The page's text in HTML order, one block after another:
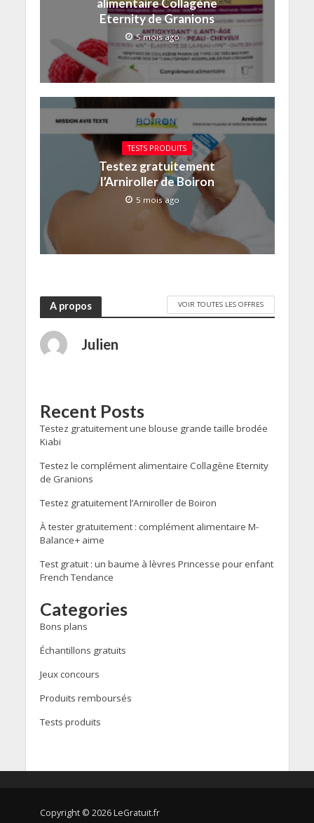
Eternity de Granions
5 mois ago
TESTS PRODUITS
Testez gratuitement
l’Arniroller de Boiron
5 mois ago
A propos VOIR TOUTES LES OFFRES
Julien
Recent Posts
Testez gratuitement une blouse grande taille brodée
Kiabi
Testez le complément alimentaire Collagène Eternity
de Granions
Testez gratuitement l’Arniroller de Boiron
À tester gratuitement : complément alimentaire M-
Balance+ aime
Test gratuit : un baume à lèvres Princesse pour enfant
French Tendance
Categories
Bons plans
Échantillons gratuits
Jeux concours
Produits remboursés
Tests produits
Copyright © 2026 LeGratuit.fr